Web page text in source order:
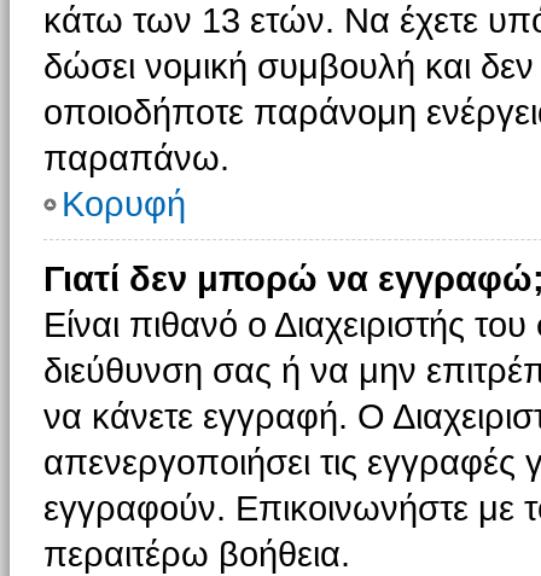
κάτω των 13 ετών. Να έχετε
δώσει νομική συμβουλή και δεν
οποιοδήποτε παράνομη
παραπάνω.
Κορυφή
Γιατί δεν μπορώ να
Είναι πιθανό ο Διαχειριστής
διεύθυνση σας ή να μην
να κάνετε εγγραφή. Ο
απενεργοποιήσει τις εγγραφές
εγγραφούν. Επικοινωνήστε με
περαιτέρω βοήθεια.